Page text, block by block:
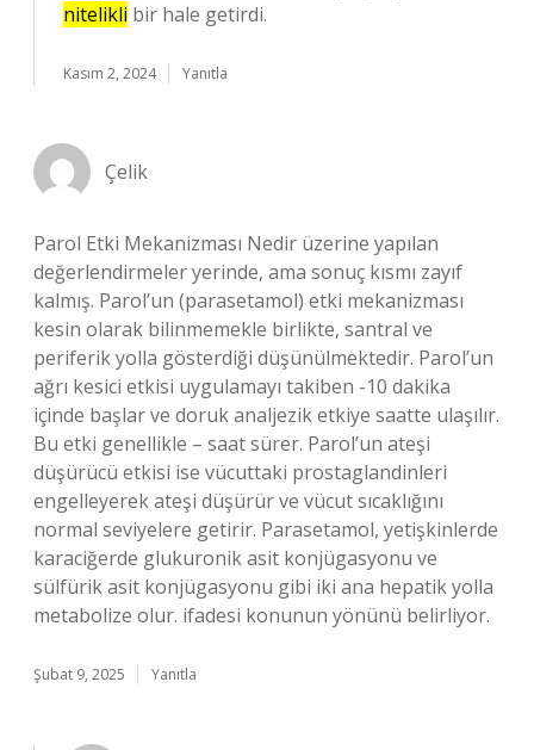
nitelikli bir hale getirdi.
Kasım 2, 2024 Yanıtla
Çelik
Parol Etki Mekanizması Nedir üzerine yapılan
değerlendirmeler yerinde, ama sonuç kısmı zayıf
kalmış. Parol’un (parasetamol) etki mekanizması
kesin olarak bilinmemekle birlikte, santral ve
periferik yolla gösterdiği düşünülmektedir. Parol’un
ağrı kesici etkisi uygulamayı takiben -10 dakika
içinde başlar ve doruk analjezik etkiye saatte ulaşılır.
Bu etki genellikle – saat sürer. Parol’un ateşi
düşürücü etkisi ise vücuttaki prostaglandinleri
engelleyerek ateşi düşürür ve vücut sıcaklığını
normal seviyelere getirir. Parasetamol, yetişkinlerde
karaciğerde glukuronik asit konjügasyonu ve
sülfürik asit konjügasyonu gibi iki ana hepatik yolla
metabolize olur. ifadesi konunun yönünü belirliyor.
Şubat 9, 2025 Yanıtla